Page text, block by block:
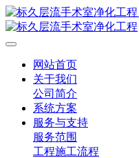
网站首页
关于我们
公司简介
系统方案
服务与支持
服务范围
工程施工流程